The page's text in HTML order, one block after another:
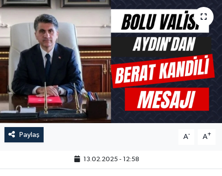
Paylaş A- A+
13.02.2025 - 12:58